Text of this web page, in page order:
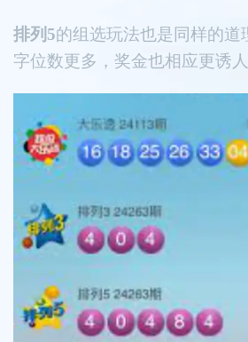
排列5的组选玩法也是同样的道
字位数更多，奖金也相应更诱人